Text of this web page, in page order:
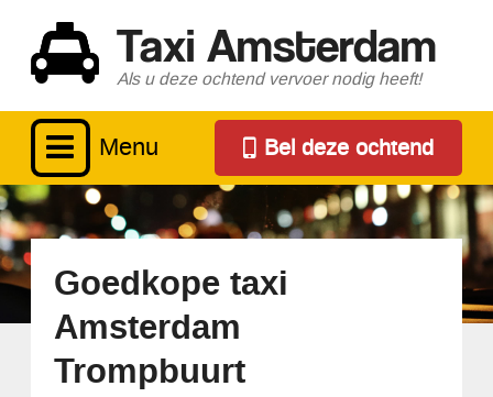
Taxi Amsterdam
Als u deze ochtend vervoer nodig heeft!
Menu Bel deze ochtend
Goedkope taxi
Amsterdam
Trompbuurt